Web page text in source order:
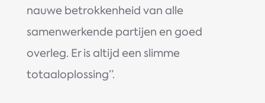
nauwe betrokkenheid van alle
samenwerkende partijen en goed
overleg. Er is altijd een slimme
totaaloplossing”.